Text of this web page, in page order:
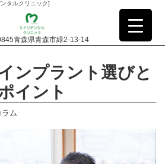
タルクリニック]
青森県青森市緑2-13-14
ンプラント選びと
イント
ム